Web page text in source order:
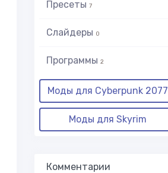
Пресеты 7
Слайдеры 0
Программы 2
Моды для Cyberpunk 2077
Моды для Skyrim
Комментарии